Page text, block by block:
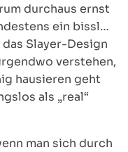
durchaus ernst
ein bissl…
Slayer-Design
verstehen,
hausieren geht
als „real“
man sich durch